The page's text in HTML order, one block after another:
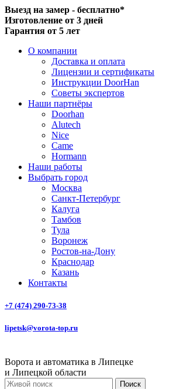
Выезд на замер - бесплатно*
Изготовление от 3 дней
Гарантия от 5 лет
О компании
Доставка и оплата
Лицензии и сертификаты
Инструкции DoorHan
Советы экспертов
Наши партнёры
Doorhan
Alutech
Nice
Came
Hormann
Наши работы
Выбрать город
Москва
Санкт-Петербург
Калуга
Тамбов
Тула
Воронеж
Ростов-на-Дону
Краснодар
Казань
Контакты
+7 (474) 290-73-38
lipetsk@vorota-top.ru
Ворота и автоматика в Липецке
и Липецкой области
Поиск